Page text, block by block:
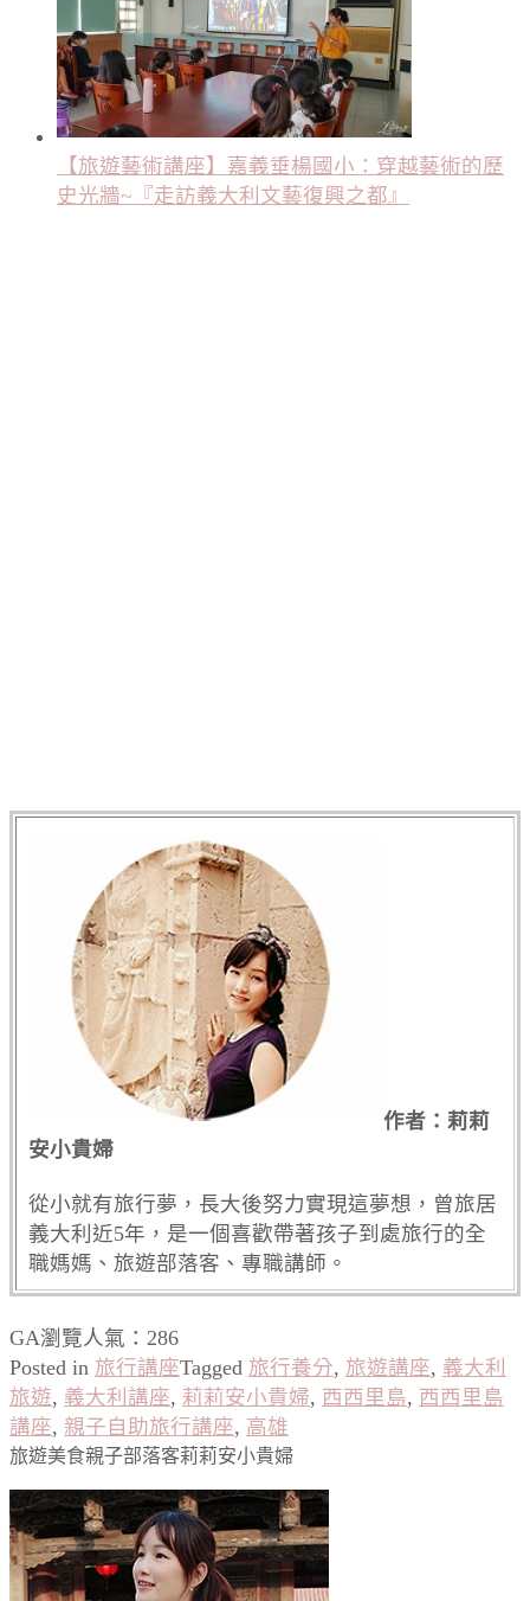
【旅遊藝術講座】嘉義垂楊國小：穿越藝術的歷
史光牆~『走訪義大利文藝復興之都』
作者：莉莉
安小貴婦
從小就有旅行夢，長大後努力實現這夢想，曾旅居
義大利近5年，是一個喜歡帶著孩子到處旅行的全
職媽媽、旅遊部落客、專職講師。
GA瀏覽人氣：286
Posted in 旅行講座Tagged 旅行養分, 旅遊講座, 義大利
旅遊, 義大利講座, 莉莉安小貴婦, 西西里島, 西西里島
講座, 親子自助旅行講座, 高雄
旅遊美食親子部落客莉莉安小貴婦